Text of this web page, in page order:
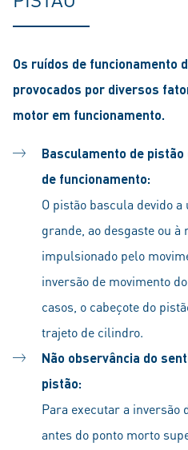
Os ruídos de funcionamento
provocados por diversos
motor em funcionamento.
Basculamento de
de funcionamento:
O pistão bascula devido
grande, ao desgaste ou à
impulsionado pelo
inversão de movimento
casos, o cabeçote do
trajeto de cilindro.
Não observância do
pistão:
Para executar a inversão
antes do ponto morto